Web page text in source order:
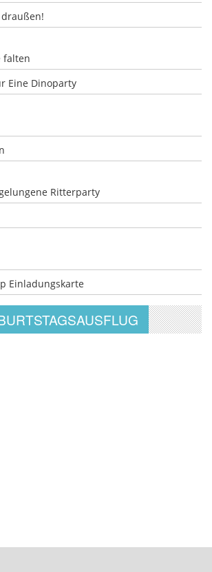
falten
Eine Dinoparty
Ritterparty
Einladungskarte